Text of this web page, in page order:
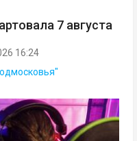
7 августа
16:24